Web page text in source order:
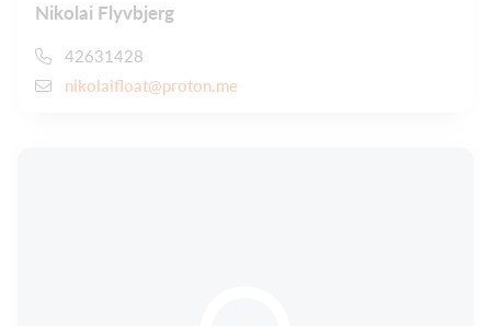
Nikolai Flyvbjerg
42631428
nikolaifloat@proton.me